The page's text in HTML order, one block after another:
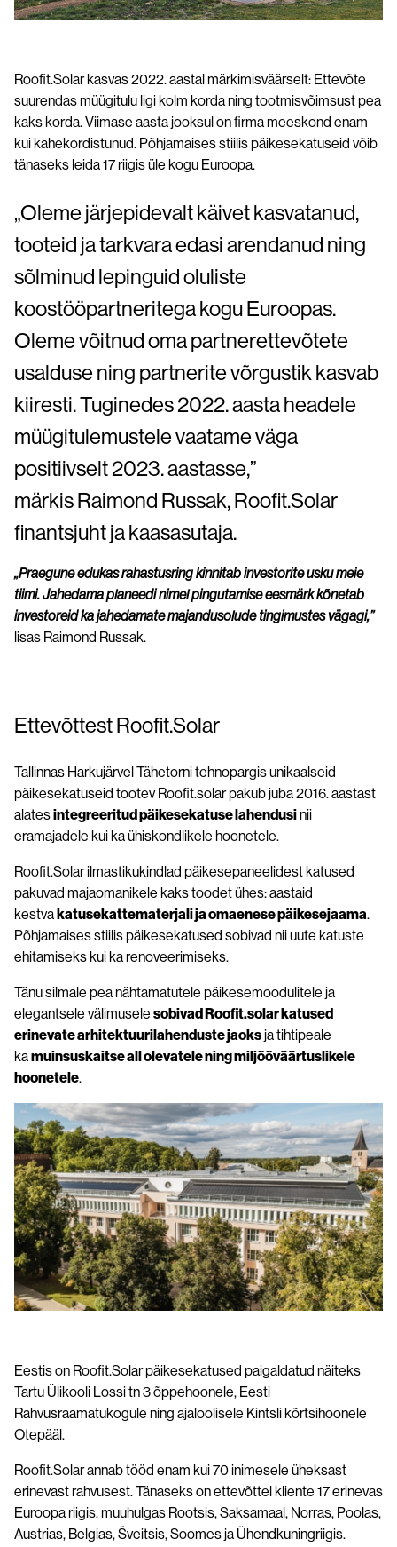
Roofit.Solar kasvas 2022. aastal märkimisväärselt: Ettevõte
suurendas müügitulu ligi kolm korda ning tootmisvõimsust pea
kaks korda. Viimase aasta jooksul on firma meeskond enam
kui kahekordistunud. Põhjamaises stiilis päikesekatuseid võib
tänaseks leida 17 riigis üle kogu Euroopa.
„Oleme järjepidevalt käivet kasvatanud,
tooteid ja tarkvara edasi arendanud ning
sõlminud lepinguid oluliste
koostööpartneritega kogu Euroopas.
Oleme võitnud oma partnerettevõtete
usalduse ning partnerite võrgustik kasvab
kiiresti. Tuginedes 2022. aasta headele
müügitulemustele vaatame väga
positiivselt 2023. aastasse,”
märkis Raimond Russak, Roofit.Solar
finantsjuht ja kaasasutaja.
„Praegune edukas rahastusring kinnitab investorite usku meie
tiimi. Jahedama planeedi nimel pingutamise eesmärk kõnetab
investoreid ka jahedamate majandusolude tingimustes vägagi,”
lisas Raimond Russak.
Ettevõttest Roofit.Solar
Tallinnas Harkujärvel Tähetorni tehnopargis unikaalseid
päikesekatuseid tootev Roofit.solar pakub juba 2016. aastast
alatesintegreeritud päikesekatuse lahendusinii
eramajadele kui ka ühiskondlikele hoonetele.
Roofit.Solar ilmastikukindlad päikesepaneelidest katused
pakuvad majaomanikele kaks toodet ühes: aastaid
kestvakatusekattematerjali ja omaenese päikesejaama.
Põhjamaises stiilis päikesekatused sobivad nii uute katuste
ehitamiseks kui ka renoveerimiseks.
Tänu silmale pea nähtamatutele päikesemoodulitele ja
elegantsele välimusele sobivad Roofit.solar katused
erinevate arhitektuurilahenduste jaoksja tihtipeale
kamuinsuskaitse all olevatele ning miljööväärtuslikele
hoonetele.
Eestis on Roofit.Solar päikesekatused paigaldatud näiteks
Tartu Ülikooli Lossi tn 3 õppehoonele, Eesti
Rahvusraamatukogule ning ajaloolisele Kintsli kõrtsihoonele
Otepääl.
Roofit.Solar annab tööd enam kui 70 inimesele üheksast
erinevast rahvusest. Tänaseks on ettevõttel kliente 17 erinevas
Euroopa riigis, muuhulgas Rootsis, Saksamaal, Norras, Poolas,
Austrias, Belgias, Šveitsis, Soomes ja Ühendkuningriigis.